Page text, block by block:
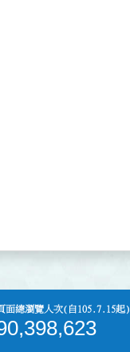
面總瀏覽人次(自105.7.15起)